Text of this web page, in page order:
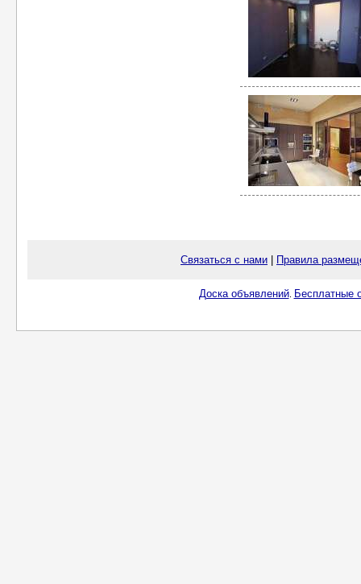
Связаться с нами Правила
Доска объявлений. Бесплатные